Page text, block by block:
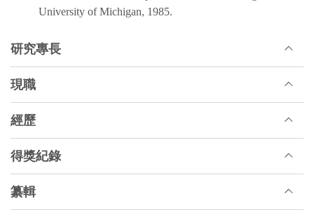
University of Michigan, 1985.
研究專長
現職
經歷
得獎紀錄
纂輯